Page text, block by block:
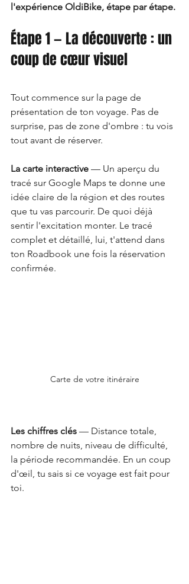
l'expérience OldiBike, étape par étape.
Étape 1 — La découverte : un
coup de cœur visuel
Tout commence sur la page de
présentation de ton voyage. Pas de
surprise, pas de zone d'ombre : tu vois
tout avant de réserver.
La carte interactive — Un aperçu du
tracé sur Google Maps te donne une
idée claire de la région et des routes
que tu vas parcourir. De quoi déjà
sentir l'excitation monter. Le tracé
complet et détaillé, lui, t'attend dans
ton Roadbook une fois la réservation
confirmée.
Carte de votre itinéraire
Les chiffres clés — Distance totale,
nombre de nuits, niveau de difficulté,
la période recommandée. En un coup
d'œil, tu sais si ce voyage est fait pour
toi.